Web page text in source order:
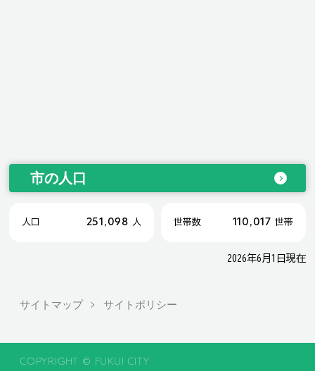
市の人口
人口 251,098 人 世帯数 110,017 世帯
2026年6月1日現在
サイトマップ サイトポリシー
COPYRIGHT © FUKUI CITY